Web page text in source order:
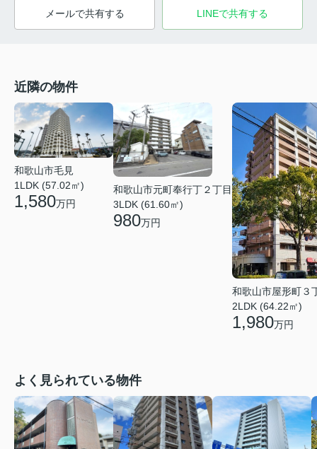
メールで共有する LINEで共有する
近隣の物件
和歌山市毛見
1LDK (57.02㎡)
1,580万円
和歌山市元町奉行丁２丁目
3LDK (61.60㎡)
980万円
和歌山市屋形町３
2LDK (64.22㎡)
1,980万円
よく見られている物件